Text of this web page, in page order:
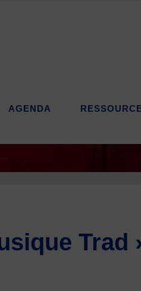
AGENDA
Trad